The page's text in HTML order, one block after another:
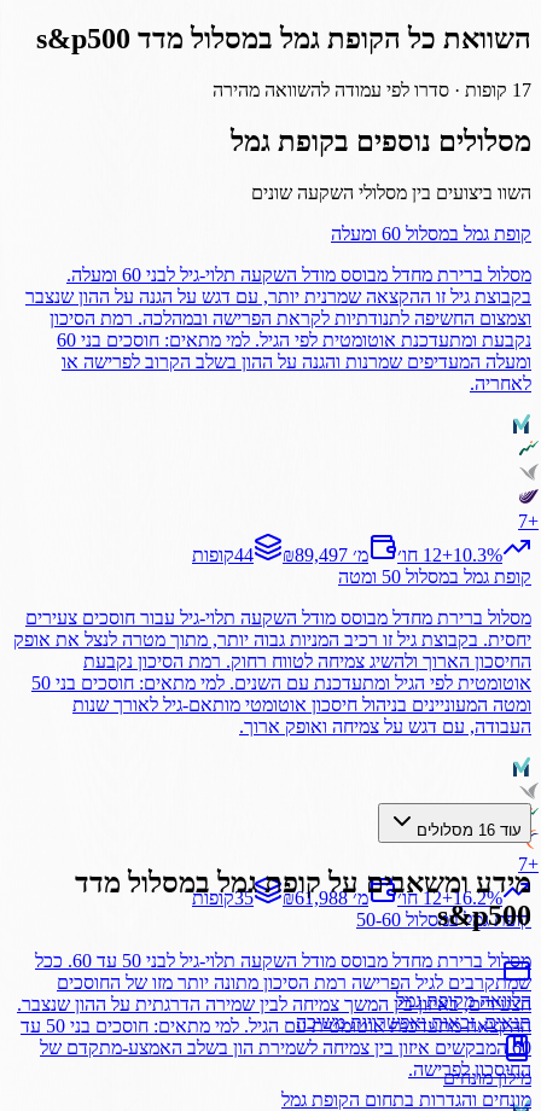
השוואת כל הקופת גמל במסלול מדד s&p500
17 קופות · סדרו לפי עמודה להשוואה מהירה
מסלולים נוספים בקופת גמל
השוו ביצועים בין מסלולי השקעה שונים
קופת גמל במסלול 60 ומעלה
מסלול ברירת מחדל מבוסס מודל השקעה תלוי-גיל לבני 60 ומעלה.
בקבוצת גיל זו ההקצאה שמרנית יותר, עם דגש על הגנה על ההון שנצבר
וצמצום החשיפה לתנודתיות לקראת הפרישה ובמהלכה. רמת הסיכון
נקבעת ומתעדכנת אוטומטית לפי הגיל. למי מתאים: חוסכים בני 60
ומעלה המעדיפים שמרנות והגנה על ההון בשלב הקרוב לפרישה או
לאחריה.
+
7
+10.3% 12 חו׳ ₪89,497 מ׳ 44קופות
קופת גמל במסלול 50 ומטה
מסלול ברירת מחדל מבוסס מודל השקעה תלוי-גיל עבור חוסכים צעירים
יחסית. בקבוצת גיל זו רכיב המניות גבוה יותר, מתוך מטרה לנצל את אופק
החיסכון הארוך ולהשיג צמיחה לטווח רחוק. רמת הסיכון נקבעת
אוטומטית לפי הגיל ומתעדכנת עם השנים. למי מתאים: חוסכים בני 50
ומטה המעוניינים בניהול חיסכון אוטומטי מותאם-גיל לאורך שנות
העבודה, עם דגש על צמיחה ואופק ארוך.
+
7
+16.2% 12 חו׳ ₪61,988 מ׳ 35קופות
קופת גמלבמסלול 50-60
מסלול ברירת מחדל מבוסס מודל השקעה תלוי-גיל לבני 50 עד 60. ככל
שמתקרבים לגיל הפרישה רמת הסיכון מתונה יותר מזו של החוסכים
הצעירים, באיזון בין המשך צמיחה לבין שמירה הדרגתית על ההון שנצבר.
ההקצאה מתעדכנת אוטומטית עם הגיל. למי מתאים: חוסכים בני 50 עד
60 המבקשים איזון בין צמיחה לשמירת הון בשלב האמצע-מתקדם של
החיסכון לפרישה.
עוד 16 מסלולים
מידע ומשאבים על קופת גמלבמסלול מדד
s&p500
הלוואה מקופת גמל
תנאים, זכאות ואפשרויות משיכה
מילון מונחים
מונחים והגדרות בתחום הקופת גמל